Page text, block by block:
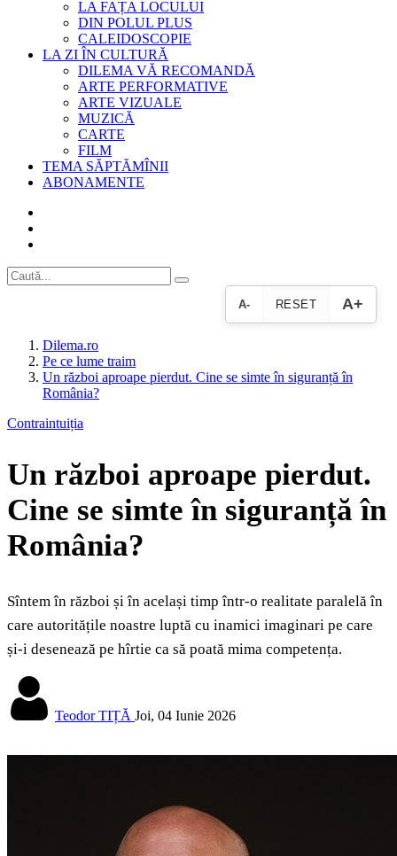
LA FAȚA LOCULUI
DIN POLUL PLUS
CALEIDOSCOPIE
LA ZI ÎN CULTURĂ
DILEMA VĂ RECOMANDĂ
ARTE PERFORMATIVE
ARTE VIZUALE
MUZICĂ
CARTE
FILM
TEMA SĂPTĂMÎNII
ABONAMENTE
A- RESET A+
Dilema.ro
Pe ce lume traim
Un război aproape pierdut. Cine se simte în siguranță în
România?
Contraintuiția
Un război aproape pierdut.
Cine se simte în siguranță în
România?
Sîntem în război și în același timp într-o realitate paralelă în
care autoritățile noastre luptă cu inamici imaginari pe care
și-i desenează pe hîrtie ca să poată mima competența.
Teodor TIȚĂ Joi, 04 Iunie 2026